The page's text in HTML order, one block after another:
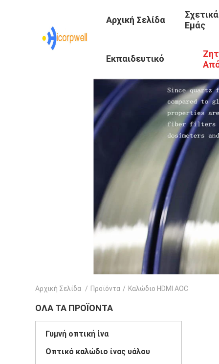
Αρχική Σελίδα
Εμάς
Εκπαιδευτικό
Κέντρο
Αρχική Σελίδα / Προϊόντα / Καλώδιο HDMI AOC
ΌΛΑ ΤΑ ΠΡΟΪΌΝΤΑ
Γυμνή οπτική ίνα
Οπτικό καλώδιο ίνας υάλου